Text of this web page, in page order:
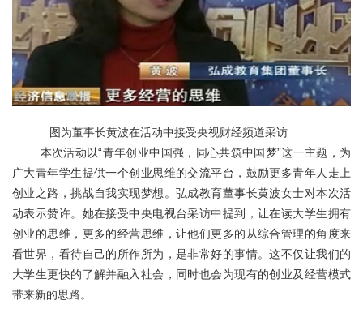
图为董事长黄波在活动中接受央视财经频道采访
本次活动以“青年创业中国强，同心共筑中国梦”这一主题，为
广大青年学生提供一个创业思维的交流平台，鼓励更多青年人走上
创业之路，挑战自我实现梦想。弘成教育董事长黄波女士对本次活
动表示赞许。她在接受中央电视台采访中提到，让在读大学生拥有
创业的思维，更多的经营思维，让他们更多的从综合管理的角度来
看世界，看待自己的所作所为，是非常好的事情。这不仅让我们的
大学生更快的了解并融入社会，同时也会为现有的创业及经营模式
带来新的思路。